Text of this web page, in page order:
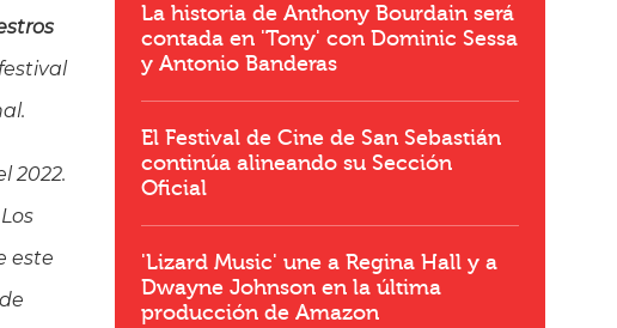
2022.
Los
este
La historia de Anthony Bourdain será
contada en 'Tony' con Dominic Sessa
y Antonio Banderas
El Festival de Cine de San Sebastián
continúa alineando su Sección
Oficial
'Lizard Music' une a Regina Hall y a
Dwayne Johnson en la última
producción de Amazon